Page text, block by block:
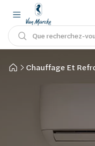
Que recherchez-
Chauffage Et